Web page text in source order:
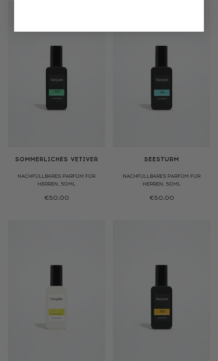
SOMMERLICHES VETIVER
NACHFÜLLBARES PARFÜM FÜR
HERREN, 50ML
€50,00
SEESTURM
NACHFÜLLBARES PARFÜM FÜR
HERREN, 50ML
€50,00